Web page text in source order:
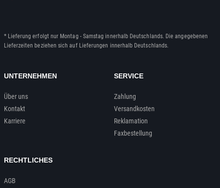
* Lieferung erfolgt nur Montag - Samstag innerhalb Deutschlands. Die angegebenen
Lieferzeiten beziehen sich auf Lieferungen innerhalb Deutschlands.
UNTERNEHMEN
Über uns
Kontakt
Karriere
SERVICE
Zahlung
Versandkosten
Reklamation
Faxbestellung
RECHTLICHES
AGB